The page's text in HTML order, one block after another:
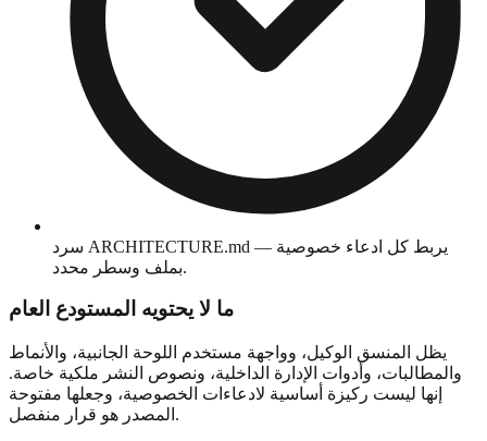
سرد ARCHITECTURE.md — يربط كل ادعاء خصوصية
بملف وسطر محدد.
ما لا يحتويه المستودع العام
يظل المنسق الوكيل، وواجهة مستخدم اللوحة الجانبية، والأنماط
والمطالبات، وأدوات الإدارة الداخلية، ونصوص النشر ملكية خاصة.
إنها ليست ركيزة أساسية لادعاءات الخصوصية، وجعلها مفتوحة
المصدر هو قرار منفصل.